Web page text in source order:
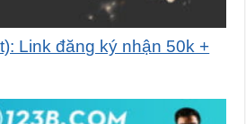
Link đăng ký nhận 50k +